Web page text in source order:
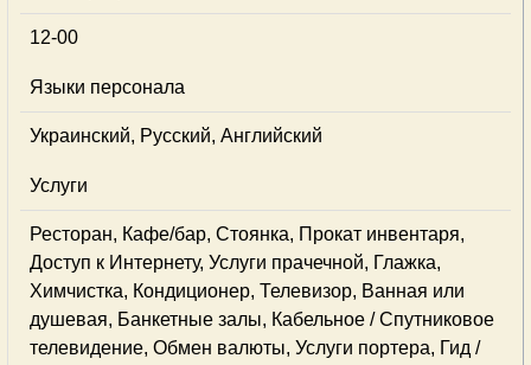
12-00
Языки персонала
Украинский, Русский, Английский
Услуги
Ресторан, Кафе/бар, Стоянка, Прокат инвентаря,
Доступ к Интернету, Услуги прачечной, Глажка,
Химчистка, Кондиционер, Телевизор, Ванная или
душевая, Банкетные залы, Кабельное / Спутниковое
телевидение, Обмен валюты, Услуги портера, Гид /